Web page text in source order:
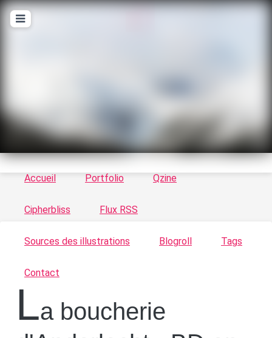
Le vortex à chats - Illustrations, trucs en tout
genre par Tykayn
Accueil Portfolio Qzine
Cipherbliss Flux RSS
Sources des illustrations Blogroll Tags
Contact
La boucherie